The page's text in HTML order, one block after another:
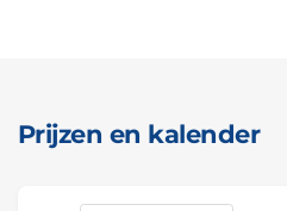
Prijzen en kalender